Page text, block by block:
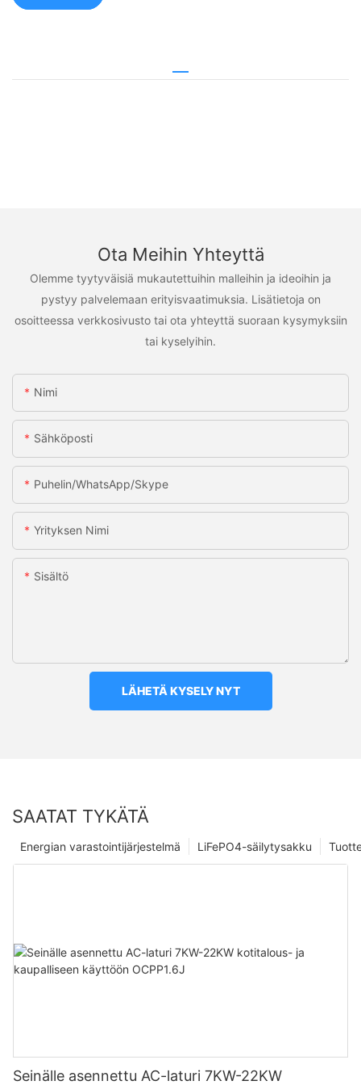
Ota Meihin Yhteyttä
Olemme tyytyväisiä mukautettuihin malleihin ja ideoihin ja
pystyy palvelemaan erityisvaatimuksia. Lisätietoja on
osoitteessa verkkosivusto tai ota yhteyttä suoraan kysymyksiin
tai kyselyihin.
Nimi
Sähköposti
Puhelin/WhatsApp/Skype
Yrityksen Nimi
Sisältö
LÄHETÄ KYSELY NYT
SAATAT TYKÄTÄ
LiFePO4-säilytysakku
Energian varastointijärjestelmä
Seinälle asennettu AC-laturi 7KW-22KW